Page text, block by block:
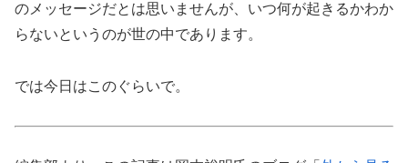
のメッセージだとは思いませんが、いつ何が起きるかわか
らないというのが世の中であります。
では今日はこのぐらいで。